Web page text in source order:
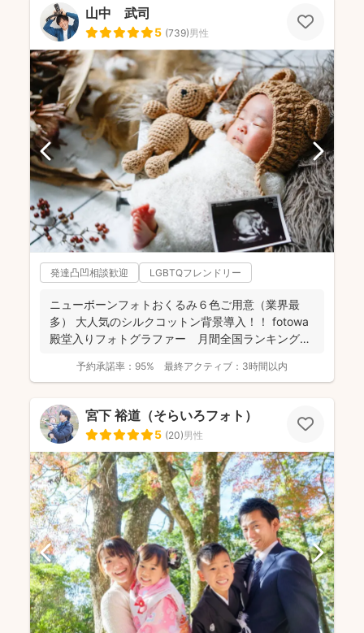
山中 武司
5 (739)男性
発達凸凹相談歓迎 LGBTQフレンドリー
ニューボーンフォトおくるみ６色ご用意（業界最
多） 大人気のシルクコットン背景導入！！ fotowa
殿堂入りフォトグラファー 月間全国ランキング１
予約承諾率： 95% 最終アクティブ： 3時間以内
宮下 裕道（そらいろフォト）
5 (20)男性